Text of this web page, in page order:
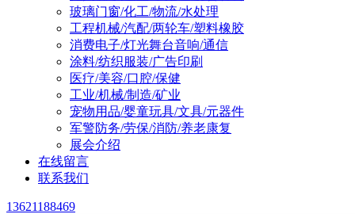
玻璃门窗/化工/物流/水处理
工程机械/汽配/两轮车/塑料橡胶
消费电子/灯光舞台音响/通信
涂料/纺织服装/广告印刷
医疗/美容/口腔/保健
工业/机械/制造/矿业
宠物用品/婴童玩具/文具/元器件
军警防务/劳保/消防/养老康复
展会介绍
在线留言
联系我们
13621188469